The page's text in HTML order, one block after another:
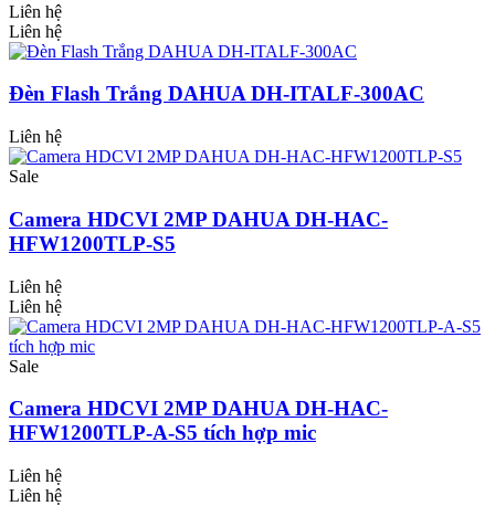
Liên hệ
Liên hệ
Đèn Flash Trắng DAHUA DH-ITALF-300AC
Liên hệ
Sale
Camera HDCVI 2MP DAHUA DH-HAC-
HFW1200TLP-S5
Liên hệ
Liên hệ
Sale
Camera HDCVI 2MP DAHUA DH-HAC-
HFW1200TLP-A-S5 tích hợp mic
Liên hệ
Liên hệ